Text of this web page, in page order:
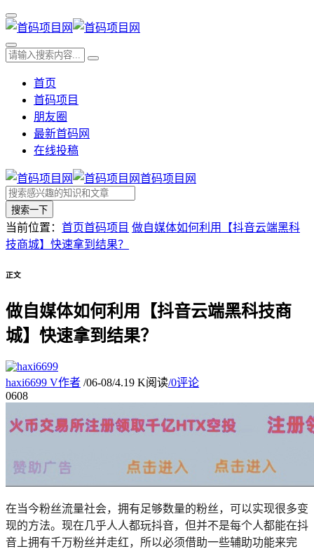
首页
首码项目
朋友圈
最新首码网
在线投稿
首码项目网
搜索一下
当前位置： 首页首码项目 做自媒体如何利用【抖音云端黑科
技商城】快速拿到结果？
正文
做自媒体如何利用【抖音云端黑科技商
城】快速拿到结果？
haxi6699 V作者 /06-08/4.19 K阅读/0评论
0608
在当今粉丝流量社会，拥有足够数量的粉丝，可以实现很多变
现的方法。现在几乎人人都玩抖音，但并不是每个人都能在抖
音上拥有千万粉丝并走红，所以必须借助一些辅助功能来完